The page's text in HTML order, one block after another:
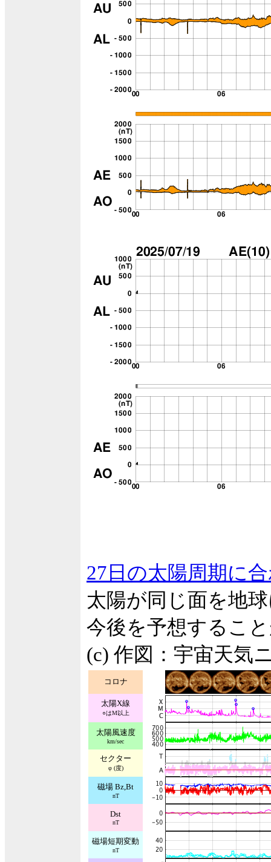
27日の太陽周期に
太陽が同じ面を地
今後を予想するこ
(c) 作図：宇宙天気
コロナ
太陽X線
○はM以上
太陽風速度
km/sec
セクター
φ (度)
磁場 Bz,Bt
nT
Dst
nT
磁場短期変動
nT